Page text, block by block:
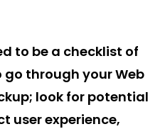
to be a checklist of
through your Web
look for potential
user experience,